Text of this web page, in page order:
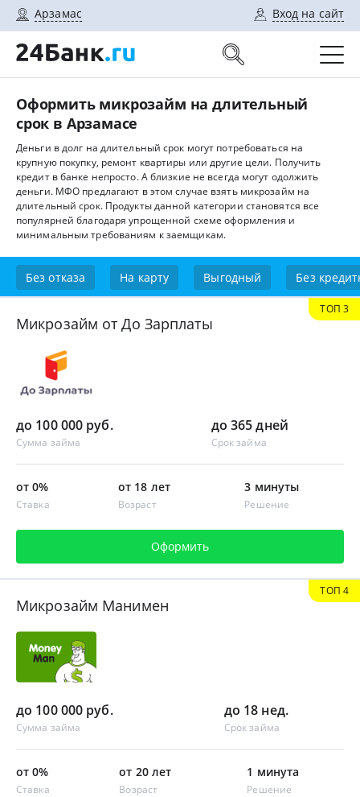
Арзамас Вход на сайт
Оформить микрозайм на длительный
срок в Арзамасе
Деньги в долг на длительный срок могут потребоваться на
крупную покупку, ремонт квартиры или другие цели. Получить
кредит в банке непросто. А близкие не всегда могут одолжить
деньги. МФО предлагают в этом случае взять микрозайм на
длительный срок. Продукты данной категории становятся все
популярней благодаря упрощенной схеме оформления и
минимальным требованиям к заемщикам.
Без отказа На карту Выгодный Без
Микрозайм от До Зарплаты
до 100 000 руб.
Сумма займа
до 365 дней
Срок займа
от 0%
Ставка
от 18 лет
Возраст
3 минуты
Решение
Оформить
ТОП 3
Микрозайм Манимен
до 100 000 руб.
Сумма займа
до 18 нед.
Срок займа
от 0%
Ставка
от 20 лет
Возраст
1 минута
Решение
ТОП 4